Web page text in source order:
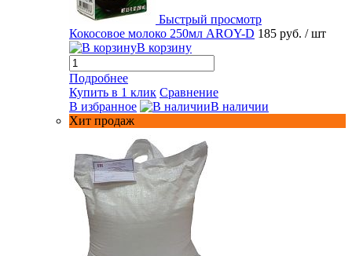
Быстрый просмотр
Кокосовое молоко 250мл AROY-D 185 руб. / шт
В корзину
Подробнее
Купить в 1 клик Сравнение
В избранное
В наличии
Хит продаж